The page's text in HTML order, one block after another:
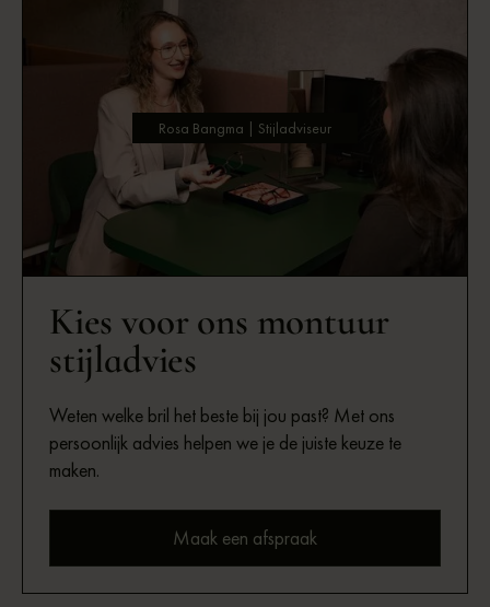
Kies voor ons montuur
stijladvies
Weten welke bril het beste bij jou past? Met ons
persoonlijk advies helpen we je de juiste keuze te
maken.
Maak een afspraak
Rosa Bangma | Stijladviseur